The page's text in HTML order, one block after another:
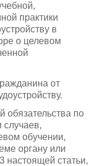
практики
в
о целевом
от
обязательства по
случаев,
обучении,
органу или
настоящей статьи,